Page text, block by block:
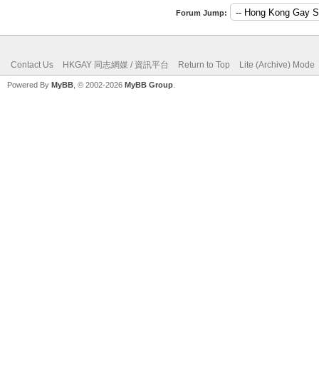
Forum Jump:
Contact Us HKGAY 同志網媒 / 資訊平台 Return to Top Lite (Archive) Mode
Powered By MyBB , © 2002-2026 MyBB Group